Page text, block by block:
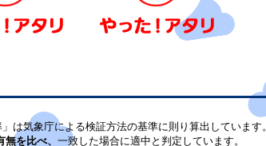
は気象庁による検証方法の基準に則り算出しています。
を比べ、 一致した場合に適中と判定しています。